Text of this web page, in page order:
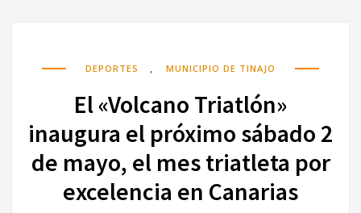
DEPORTES , MUNICIPIO DE TINAJO
El «Volcano Triatlón»
inaugura el próximo sábado 2
de mayo, el mes triatleta por
excelencia en Canarias